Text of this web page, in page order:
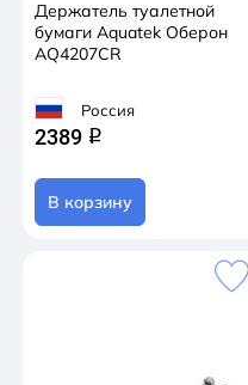
Держатель туалетной
бумаги Aquatek Оберон
AQ4207CR
Россия
2389 q
В корзину